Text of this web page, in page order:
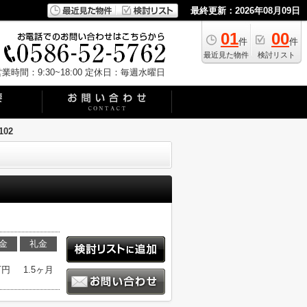
最終更新：2026年08月09日
01件
最近見た物件
00件
検討リスト
業時間：9:30~18:00 定休日：毎週水曜日
礼金
1.5ヶ月